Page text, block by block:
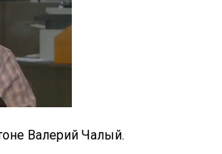
Валерий Чалый.